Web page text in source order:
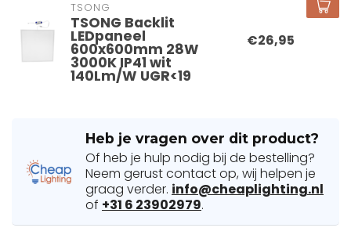
TSONG
TSONG Backlit
LEDpaneel
600x600mm 28W
3000K IP41 wit
140Lm/W UGR<19
€26,95
Heb je vragen over dit product?
Of heb je hulp nodig bij de bestelling?
Neem gerust contact op, wij helpen je
graag verder. info@cheaplighting.nl
of +31 6 23902979.